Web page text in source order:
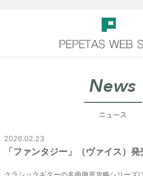
2026.02.23
「ファンタジー」（ヴァイス）
クラシックギターの名曲徹底攻略シリーズ